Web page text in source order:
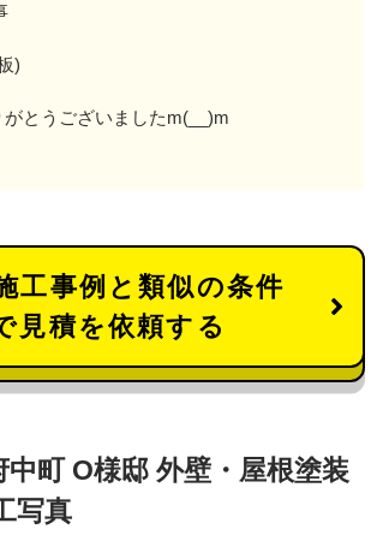
)
とうございましたm(__)m
工事例と類似の条件
見積を依頼する
中町 O様邸 外壁・屋根塗装
写真